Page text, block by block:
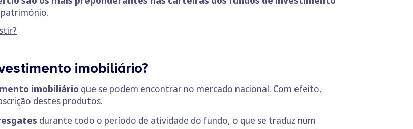
imobiliário?
imobiliário que se podem encontrar no mercado nacional. Com efeito,
destes produtos.
durante todo o período de atividade do fundo, o que se traduz num